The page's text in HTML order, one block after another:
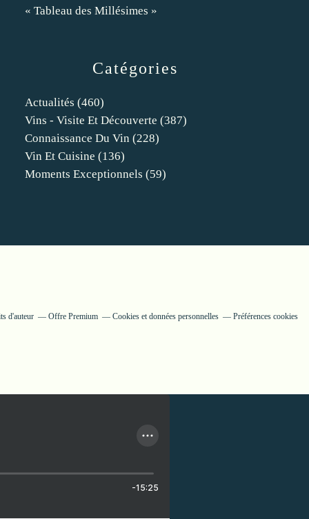
Catégories
Actualités (460)
Vins - Visite Et Découverte (387)
Connaissance Du Vin (228)
Vin Et Cuisine (136)
Moments Exceptionnels (59)
« Tableau des Millésimes »
d'auteur Offre Premium Cookies et données personnelles Préférences cookies
-15:25